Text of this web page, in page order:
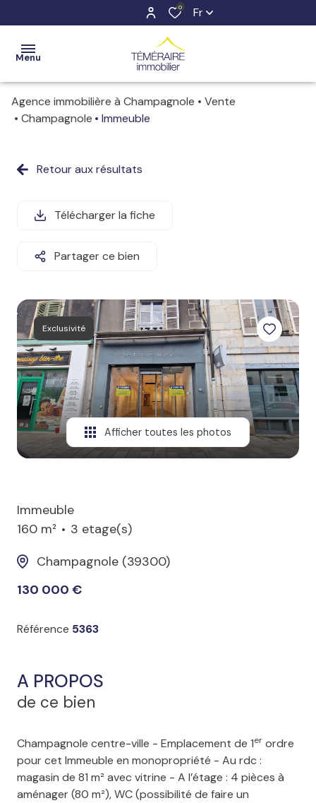
0 Fr
Menu
ACCUEIL
ESTIMATION
LOCATIONS
AGENCE
Agence immobilière à Champagnole
Vente
Champagnole
Immeuble
Retour aux résultats
Télécharger la fiche
Partager ce bien
Exclusivité
Afficher toutes les photos
Immeuble
160 m²
3 etage(s)
Champagnole (39300)
130 000 €
Référence 5363
A PROPOS
de ce bien
Champagnole centre-ville - Emplacement de 1er ordre
pour cet Immeuble en monopropriété - Au rdc :
magasin de 81 m² avec vitrine - A l’étage : 4 pièces à
aménager (80 m²), WC (possibilité de faire un